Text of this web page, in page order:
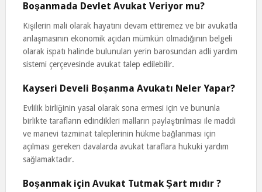
Boşanmada Devlet Avukat Veriyor mu?
Kişilerin mali olarak hayatını devam ettiremez ve bir avukatla
anlaşmasının ekonomik açıdan mümkün olmadığının belgeli
olarak ispatı halinde bulunulan yerin barosundan adli yardım
sistemi çerçevesinde avukat talep edilebilir.
Kayseri Develi Boşanma Avukatı Neler Yapar?
Evlilik birliğinin yasal olarak sona ermesi için ve bununla
birlikte tarafların edindikleri malların paylaştırılması ile maddi
ve manevi tazminat taleplerinin hükme bağlanması için
açılması gereken davalarda avukat taraflara hukuki yardım
sağlamaktadır.
Boşanmak için Avukat Tutmak Şart mıdır ?